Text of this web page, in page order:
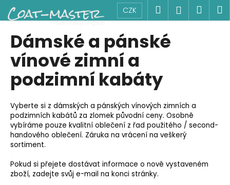
Přejít
na
obsah
CZK Hledat
Dámské a pánské
vínové zimní a
podzimní kabáty
Vyberte si z dámských a pánských vínových zimních a
podzimních kabátů za zlomek původní ceny. Osobně
vybíráme pouze kvalitní oblečení z řad použitého / second-
handového oblečení. Záruka na vrácení na veškerý
sortiment.
Pokud si přejete dostávat informace o nově vystaveném
zboží, zadejte svůj e-mail na konci stránky.
o
C
o
p
o
t
ř
e
b
u
j